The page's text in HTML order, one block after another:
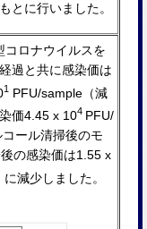
とに⾏いました。
コロナウイルスを
過と共に感染価は
1 PFU/sample（減
価4.45 x 104 PFU/
ール清掃後のモ
の感染価は1.55 x
減少しました。